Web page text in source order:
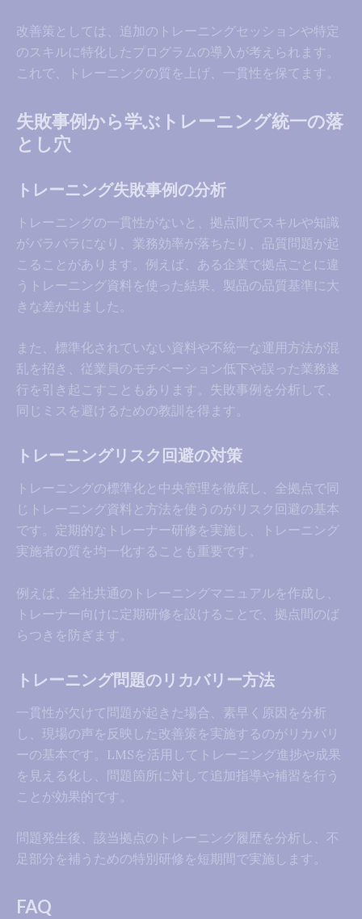
改善策としては、追加のトレーニングセッションや特定
のスキルに特化したプログラムの導入が考えられます。
これで、トレーニングの質を上げ、一貫性を保てます。
失敗事例から学ぶトレーニング統一の落
とし穴
トレーニング失敗事例の分析
トレーニングの一貫性がないと、拠点間でスキルや知識
がバラバラになり、業務効率が落ちたり、品質問題が起
こることがあります。例えば、ある企業で拠点ごとに違
うトレーニング資料を使った結果、製品の品質基準に大
きな差が出ました。
また、標準化されていない資料や不統一な運用方法が混
乱を招き、従業員のモチベーション低下や誤った業務遂
行を引き起こすこともあります。失敗事例を分析して、
同じミスを避けるための教訓を得ます。
トレーニングリスク回避の対策
トレーニングの標準化と中央管理を徹底し、全拠点で同
じトレーニング資料と方法を使うのがリスク回避の基本
です。定期的なトレーナー研修を実施し、トレーニング
実施者の質を均一化することも重要です。
例えば、全社共通のトレーニングマニュアルを作成し、
トレーナー向けに定期研修を設けることで、拠点間のば
らつきを防ぎます。
トレーニング問題のリカバリー方法
一貫性が欠けて問題が起きた場合、素早く原因を分析
し、現場の声を反映した改善策を実施するのがリカバリ
ーの基本です。LMSを活用してトレーニング進捗や成果
を見える化し、問題箇所に対して追加指導や補習を行う
ことが効果的です。
問題発生後、該当拠点のトレーニング履歴を分析し、不
足部分を補うための特別研修を短期間で実施します。
FAQ